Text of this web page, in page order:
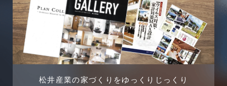
土地に関するよくある質問
土地活用事例
土地活用提案
2024年6月
2024年5月
2024年4月
松井産業の家づくりをゆっくりじっくり